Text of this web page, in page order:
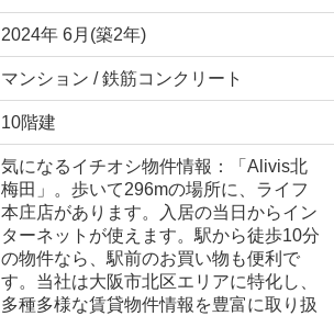
2024年 6月(築2年)
マンション / 鉄筋コンクリート
10階建
気になるイチオシ物件情報：「Alivis北
梅田」。歩いて296mの場所に、ライフ
本庄店があります。入居の当日からイン
ターネットが使えます。駅から徒歩10分
の物件なら、駅前のお買い物も便利で
す。当社は大阪市北区エリアに特化し、
多種多様な賃貸物件情報を豊富に取り扱